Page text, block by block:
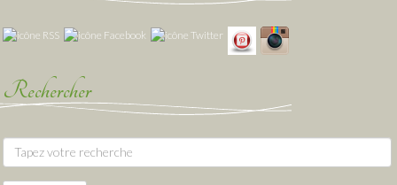
Rechercher